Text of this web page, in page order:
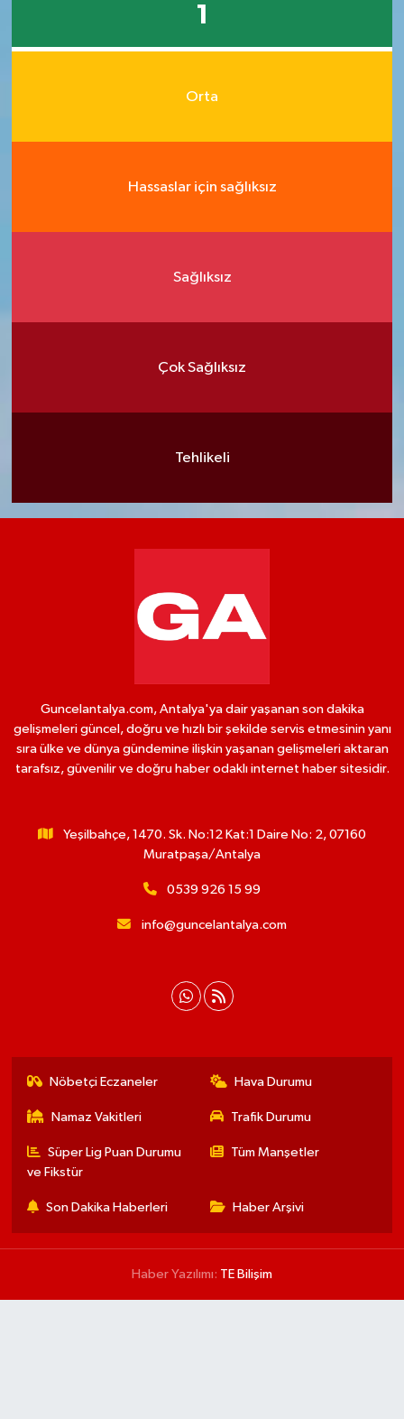
1
Orta
Hassaslar için sağlıksız
Sağlıksız
Çok Sağlıksız
Tehlikeli
Guncelantalya.com, Antalya'ya dair yaşanan son dakika
gelişmeleri güncel, doğru ve hızlı bir şekilde servis etmesinin yanı
sıra ülke ve dünya gündemine ilişkin yaşanan gelişmeleri aktaran
tarafsız, güvenilir ve doğru haber odaklı internet haber sitesidir.
Yeşilbahçe, 1470. Sk. No:12 Kat:1 Daire No: 2, 07160
Muratpaşa/Antalya
0539 926 15 99
info@guncelantalya.com
Nöbetçi Eczaneler Hava Durumu
Namaz Vakitleri Trafik Durumu
Süper Lig Puan Durumu
ve Fikstür
Tüm Manşetler
Son Dakika Haberleri Haber Arşivi
Haber Yazılımı: TE Bilişim